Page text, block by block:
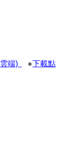
端) ●下載點